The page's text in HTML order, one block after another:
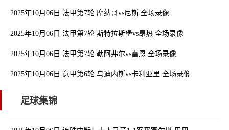
2025年10月06日 法甲第7轮 摩纳哥vs尼斯 全场录像
2025年10月06日 法甲第7轮 斯特拉斯堡vs昂热 全场录像
2025年10月06日 法甲第7轮 勒阿弗尔vs雷恩 全场录像
2025年10月06日 意甲第6轮 乌迪内斯vs卡利亚里 全场录像
足球集锦